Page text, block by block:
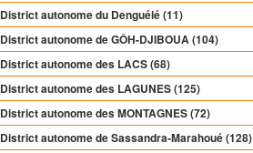
District autonome du Denguélé (11)
District autonome de GÔH-DJIBOUA (104)
District autonome des LACS (68)
District autonome des LAGUNES (125)
District autonome des MONTAGNES (72)
District autonome de Sassandra-Marahoué (128)